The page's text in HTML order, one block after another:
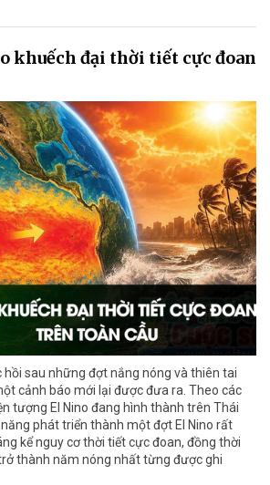
khuếch đại thời tiết cực đoan
hồi sau những đợt nắng nóng và thiên tai
cảnh báo mới lại được đưa ra. Theo các
tượng El Nino đang hình thành trên Thái
phát triển thành một đợt El Nino rất
kể nguy cơ thời tiết cực đoan, đồng thời
thành năm nóng nhất từng được ghi